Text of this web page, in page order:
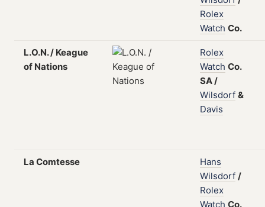
Rolex
Watch Co.
L.O.N. / Keague
of Nations
Rolex
Watch Co.
SA/
Wilsdorf &
Davis
La Comtesse
Hans
Wilsdorf /
Rolex
Watch Co.